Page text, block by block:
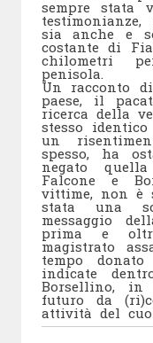
sempre stata
sia anche e
costante di
chilometri
penisola.
Un racconto
paese, il
ricerca della
stesso
un
spesso, ha
negato
Falcone e
vittime, non è
stata una
messaggio
prima e
magistrato
tempo
indicate
Borsellino,
futuro da
attività del